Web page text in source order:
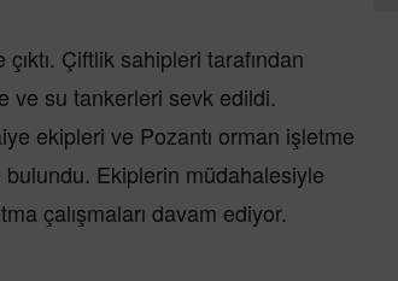
Çiftlik sahipleri tarafından
ve su tankerleri sevk edildi.
ekipleri ve Pozantı orman işletme
Ekiplerin müdahalesiyle
çalışmaları davam ediyor.